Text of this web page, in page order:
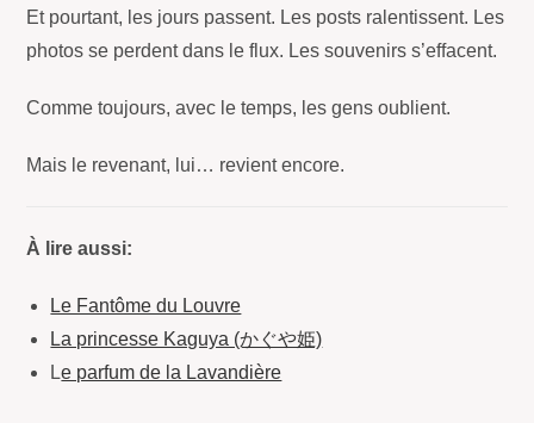
Et pourtant, les jours passent. Les posts ralentissent. Les
photos se perdent dans le flux. Les souvenirs s’effacent.
Comme toujours, avec le temps, les gens oublient.
Mais le revenant, lui… revient encore.
À lire aussi:
Le Fantôme du Louvre
La princesse Kaguya (かぐや姫)
Le parfum de la Lavandière